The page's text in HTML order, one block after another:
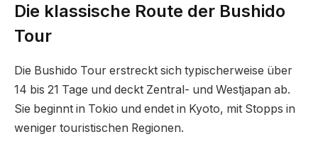
Die klassische Route der Bushido
Tour
Die Bushido Tour erstreckt sich typischerweise über
14 bis 21 Tage und deckt Zentral- und Westjapan ab.
Sie beginnt in Tokio und endet in Kyoto, mit Stopps in
weniger touristischen Regionen.